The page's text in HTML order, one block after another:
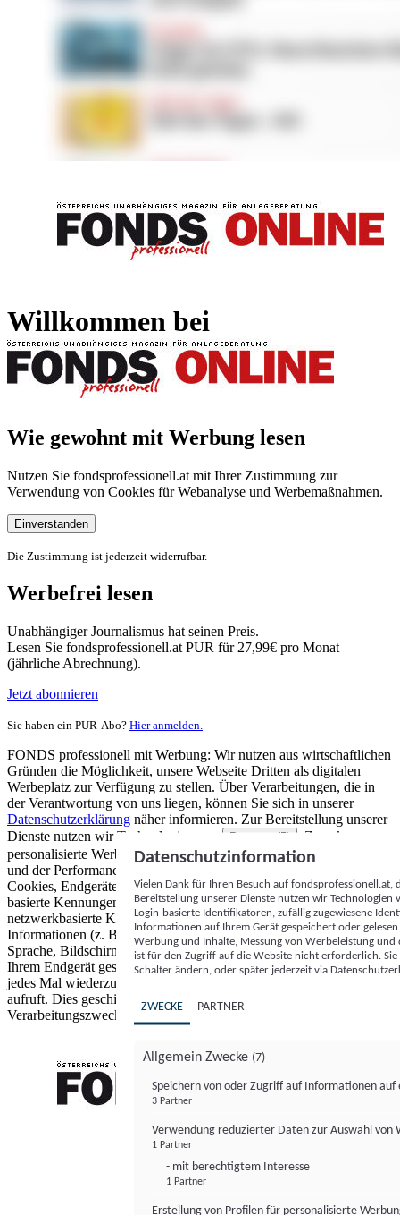
Willkommen bei
Wie gewohnt mit Werbung lesen
Nutzen Sie fondsprofessionell.at mit Ihrer Zustimmung zur
Verwendung von Cookies für Webanalyse und Werbemaßnahmen.
Einverstanden
Die Zustimmung ist jederzeit widerrufbar.
Werbefrei lesen
Unabhängiger Journalismus hat seinen Preis.
Lesen Sie fondsprofessionell.at PUR für 27,99€ pro Monat
(jährliche Abrechnung).
Jetzt abonnieren
Sie haben ein PUR-Abo? Hier anmelden.
FONDS professionell mit Werbung: Wir nutzen aus wirtschaftlichen
Gründen die Möglichkeit, unsere Webseite Dritten als digitalen
Werbeplatz zur Verfügung zu stellen. Über Verarbeitungen, die in
der Verantwortung von uns liegen, können Sie sich in unserer
Datenschutzerklärung näher informieren. Zur Bereitstellung unserer
Dienste nutzen wir Technologien von
Partnern (5)
. Zwecke:
personalisierte Werbung und Inhalte, Messung von Werbeleistung
und der Performance von Inhalten sowie Zielgruppenforschung.
Cookies, Endgeräte- oder ähnliche Online-Kennungen (z. B. login-
basierte Kennungen, zufällig generierte Kennungen,
netzwerkbasierte Kennungen) können zusammen mit anderen
Informationen (z. B. Browsertyp und Browserinformationen,
Sprache, Bildschirmgröße, unterstützte Technologien usw.) auf
Ihrem Endgerät gespeichert oder von dort ausgelesen werden, um es
jedes Mal wiederzuerkennen, wenn es eine App oder einer Webseite
aufruft. Dies geschieht für einen oder mehrere der hier aufgeführten
Verarbeitungszwecke.
Datenschutzinformation
Vielen Dank für Ihren Besuch auf
Bereitstellung unserer Dienste nutzen wir Technologien
Login-basierte Identifikatoren, zufällig zugewiesene
Informationen auf Ihrem Gerät gespeichert oder
Werbung und Inhalte, Messung von Werbeleistung
ist für den Zugriff auf die Website nicht erforderlich.
Schalter ändern, oder später jederzeit via
ZWECKE PARTNER
Allgemein Zwecke (7)
Speichern von oder Zugriff auf Informationen auf
3 Partner
Verwendung reduzierter Daten zur Auswahl von
1 Partner
- mit berechtigtem Interesse
1 Partner
Erstellung von Profilen für personalisierte
FONDS professionell